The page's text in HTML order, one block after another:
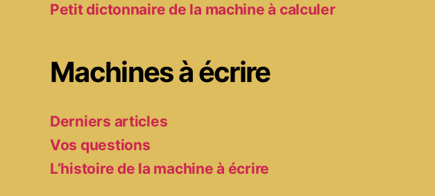
Petit dictonnaire de la machine à calculer
Machines à écrire
Derniers articles
Vos questions
L’histoire de la machine à écrire